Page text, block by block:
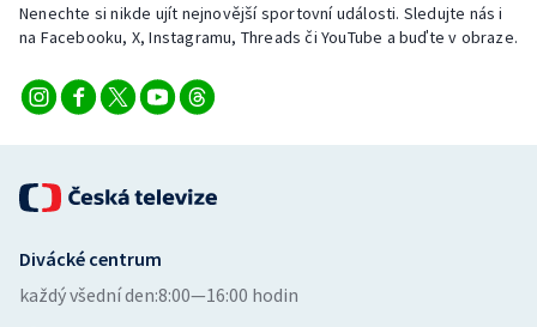
Vodní slalom
Volejbal
Nenechte si nikde ujít nejnovější sportovní události. Sledujte nás i
na Facebooku, X, Instagramu, Threads či YouTube a buďte v obraze.
Divácké centrum
každý všední den:8:00—16:00 hodin